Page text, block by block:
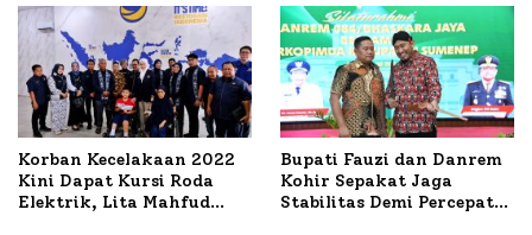
Mutiara Sentosa II
Ideal Polri-Pers
Korban Kecelakaan 2022
Kini Dapat Kursi Roda
Elektrik, Lita Mahfud
Bupati Fauzi dan Danrem
Kohir Sepakat Jaga
Stabilitas Demi Percepat